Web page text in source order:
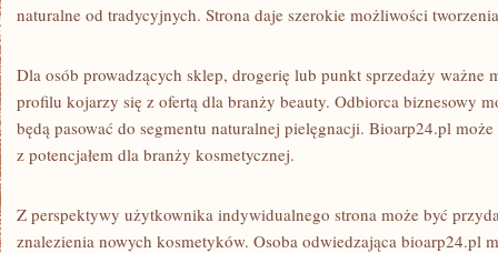
naturalne od tradycyjnych. Strona daje szerokie możliwości
Dla osób prowadzących sklep, drogerię lub punkt sprzedaży ważne
profilu kojarzy się z ofertą dla branży beauty. Odbiorca biznesowy
będą pasować do segmentu naturalnej pielęgnacji. Bioarp24.pl
z potencjałem dla branży kosmetycznej.
Z perspektywy użytkownika indywidualnego strona może być
znalezienia nowych kosmetyków. Osoba odwiedzająca bioarp24.pl